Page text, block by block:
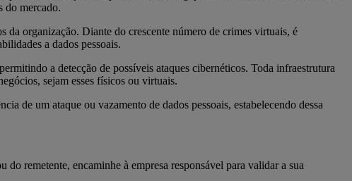
do mercado.
da organização. Diante do crescente número de crimes virtuais, é
a dados pessoais.
a detecção de possíveis ataques cibernéticos. Toda infraestrutura
sejam esses físicos ou virtuais.
de um ataque ou vazamento de dados pessoais, estabelecendo dessa
remetente, encaminhe à empresa responsável para validar a sua